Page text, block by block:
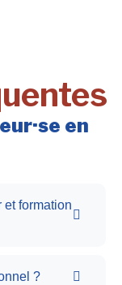
en
et formation
?